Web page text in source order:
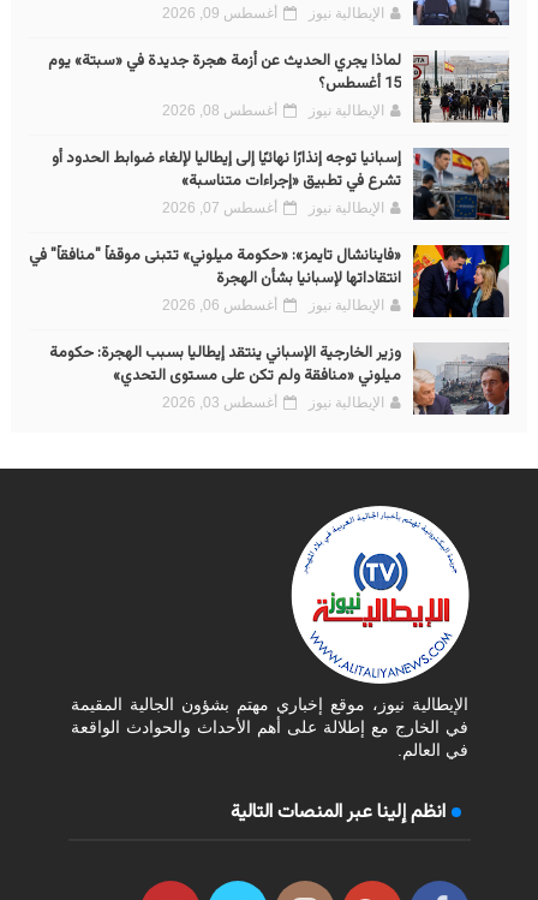
الإيطالية نيوز أغسطس 09, 2026
لماذا يجري الحديث عن أزمة هجرة جديدة في «سبتة» يوم
15 أغسطس؟
الإيطالية نيوز أغسطس 08, 2026
إسبانيا توجه إنذارًا نهائيًا إلى إيطاليا لإلغاء ضوابط الحدود أو
تشرع في تطبيق «إجراءات متناسبة»
الإيطالية نيوز أغسطس 07, 2026
«فاينانشال تايمز»: «حكومة ميلوني» تتبنى موقفاً "منافقاً" في
انتقاداتها لإسبانيا بشأن الهجرة
الإيطالية نيوز أغسطس 06, 2026
وزير الخارجية الإسباني ينتقد إيطاليا بسبب الهجرة: حكومة
ميلوني «منافقة ولم تكن على مستوى التحدي»
الإيطالية نيوز أغسطس 03, 2026
الإيطالية نيوز، موقع إخباري مهتم بشؤون الجالية المقيمة
في الخارج مع إطلالة على أهم الأحداث والحوادث الواقعة
في العالم.
انظم إلينا عبر المنصات التالية